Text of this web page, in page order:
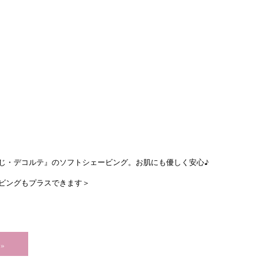
デコルテ』のソフトシェービング。 お肌にも優しく安心♪
ングもプラスできます＞